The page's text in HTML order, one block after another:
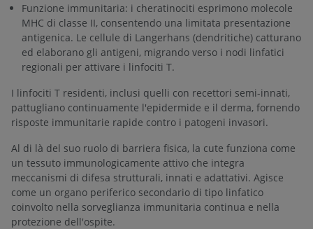
Funzione immunitaria: i cheratinociti esprimono molecole
MHC di classe II, consentendo una limitata presentazione
antigenica. Le cellule di Langerhans (dendritiche) catturano
ed elaborano gli antigeni, migrando verso i nodi linfatici
regionali per attivare i linfociti T.
I linfociti T residenti, inclusi quelli con recettori semi-innati,
pattugliano continuamente l'epidermide e il derma, fornendo
risposte immunitarie rapide contro i patogeni invasori.
Al di là del suo ruolo di barriera fisica, la cute funziona come
un tessuto immunologicamente attivo che integra
meccanismi di difesa strutturali, innati e adattativi. Agisce
come un organo periferico secondario di tipo linfatico
coinvolto nella sorveglianza immunitaria continua e nella
protezione dell'ospite.